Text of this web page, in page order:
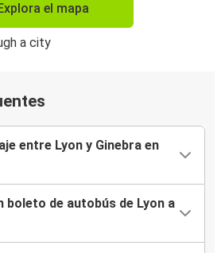
el mapa
entre Lyon y Ginebra en
boleto de autobús de Lyon a